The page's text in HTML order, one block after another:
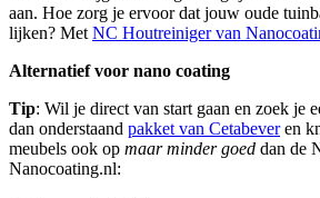
aan. Hoe zorg je ervoor dat jouw oude
lijken? Met NC Houtreiniger van
Alternatief voor nano coating
Tip: Wil je direct van start gaan en zoek je
dan onderstaand pakket van Cetabeveren
meubels ook op maar minder goed dan de
Nanocoating.nl: